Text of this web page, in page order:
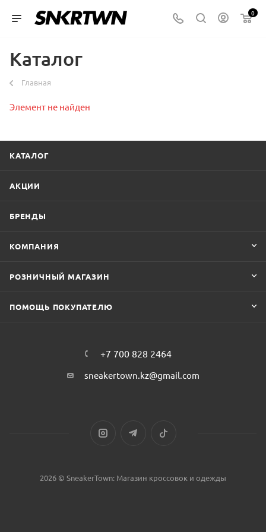
0
Каталог
Главная
Элемент не найден
КАТАЛОГ
АКЦИИ
БРЕНДЫ
КОМПАНИЯ
РОЗНИЧНЫЙ МАГАЗИН
ПОМОЩЬ ПОКУПАТЕЛЮ
+7 700 828 2464
sneakertown.kz@gmail.com
2026 © SneakerTown: Магазин кроссовок и одежды